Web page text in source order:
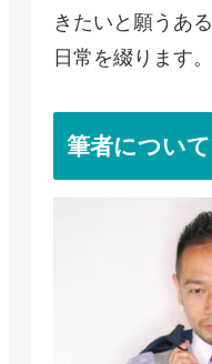
きたいと願うあ
日常を綴ります。
筆者について